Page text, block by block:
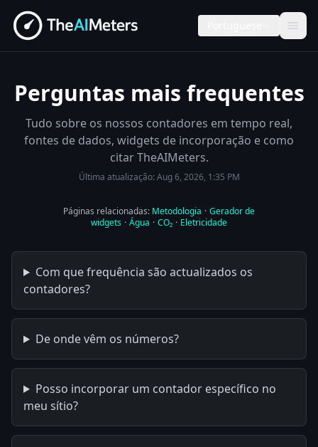
Perguntas mais frequentes
Tudo sobre os nossos contadores em tempo real,
fontes de dados, widgets de incorporação e como
citar TheAIMeters.
Última atualização:Aug 6, 2026, 1:35 PM
Páginas relacionadas: Metodologia · Gerador de
widgets · Água · CO₂ · Eletricidade
Com que frequência são actualizados os
contadores?
De onde vêm os números?
Posso incorporar um contador específico no
meu sítio?